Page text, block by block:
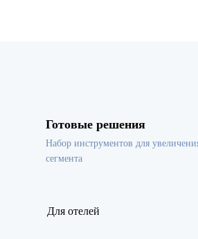
Готовые решения
Набор инструментов для
сегмента
Для отелей